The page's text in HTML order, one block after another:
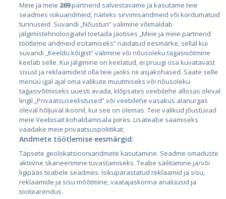
Страны
Эстония
Латвия
Литва
City24.lv
City24.ee
GetaPro.lv
GetaPro.ee
CVbankas.lt
Kainos.lt
Paslaugos.lt
auto24.ee
Meie ja meie 269partnerid salvestavame ja kasutame teie
seadmes isikuandmeid, näiteks sirvimisandmeid või kordumatuid
tunnuseid. Suvandi „Nõustun” valimine võimaldab
jälgimistehnoloogiatel toetada jaotises „Meie ja meie partnerid
töötleme andmeid esitamiseks” näidatud eesmärke, sellal kui
suvandi „Keeldu kõigist” valimine või nõusoleku tagasivõtmine
keelab selle. Kui jälgimine on keelatud, ei pruugi osa kuvatavast
sisust ja reklaamidest olla teie jaoks nii asjakohased. Saate selle
menüü igal ajal oma valikute muutmiseks või nõusoleku
tagasivõtmiseks uuesti avada, klõpsates veebilehe allosas oleval
lingil „Privaatsuseelistused” või veebilehe vasakus alanurgas
oleval hõljuval ikoonil, kui see on olemas. Teie valikud jõustuvad
meie Veebisait kohaldamisala piires. Lisateabe saamiseks
vaadake meie privaatsuspoliitikat.
Andmete töötlemise eesmärgid:
Täpsete geolokatsiooniandmete kasutamine. Seadme omaduste
aktiivne skaneerimine tuvastamiseks. Teabe säilitamine ja/või
ligipääs teabele seadmes. Isikupärastatud reklaamid ja sisu,
reklaamide ja sisu mõõtmine, vaatajaskonna analüüsid ja
tootearendus.